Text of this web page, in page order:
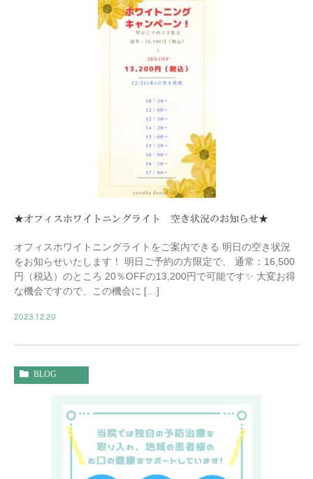
★オフィスホワイトニングライト 空き状況のお知らせ★
オフィスホワイトニングライトをご案内できる 明日の空き状況
をお知らせいたします！ 明日ご予約の方限定で、 通常：16,500
円（税込）のところ 20％OFFの13,200円で可能です✨ 大変お得
な機会ですので、この機会に […]
2023.12.20
BLOG